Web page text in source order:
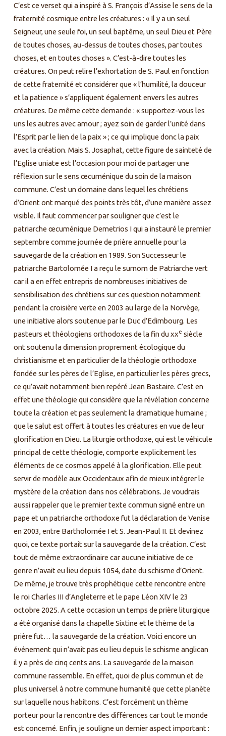
C’est ce verset qui a inspiré à S. François d’Assise le sens de la
fraternité cosmique entre les créatures : « Il y a un seul
Seigneur, une seule foi, un seul baptême, un seul Dieu et Père
de toutes choses, au-dessus de toutes choses, par toutes
choses, et en toutes choses ». C’est-à-dire toutes les
créatures. On peut relire l’exhortation de S. Paul en fonction
de cette fraternité et considérer que « l’humilité, la douceur
et la patience » s’appliquent également envers les autres
créatures. De même cette demande : « supportez-vous les
uns les autres avec amour ; ayez soin de garder l’unité dans
l’Esprit par le lien de la paix » ; ce qui implique donc la paix
avec la création. Mais S. Josaphat, cette figure de sainteté de
l’Eglise uniate est l’occasion pour moi de partager une
réflexion sur le sens œcuménique du soin de la maison
commune. C’est un domaine dans lequel les chrétiens
d’Orient ont marqué des points très tôt, d’une manière assez
visible. Il faut commencer par souligner que c’est le
patriarche œcuménique Demetrios I qui a instauré le premier
septembre comme journée de prière annuelle pour la
sauvegarde de la création en 1989. Son Successeur le
patriarche Bartolomée I a reçu le surnom de Patriarche vert
car il a en effet entrepris de nombreuses initiatives de
sensibilisation des chrétiens sur ces question notamment
pendant la croisière verte en 2003 au large de la Norvège,
une initiative alors soutenue par le Duc d’Edimbourg. Les
pasteurs et théologiens orthodoxes de la fin du xxe siècle
ont soutenu la dimension proprement écologique du
christianisme et en particulier de la théologie orthodoxe
fondée sur les pères de l’Eglise, en particulier les pères grecs,
ce qu’avait notamment bien repéré Jean Bastaire. C’est en
effet une théologie qui considère que la révélation concerne
toute la création et pas seulement la dramatique humaine ;
que le salut est offert à toutes les créatures en vue de leur
glorification en Dieu. La liturgie orthodoxe, qui est le véhicule
principal de cette théologie, comporte explicitement les
éléments de ce cosmos appelé à la glorification. Elle peut
servir de modèle aux Occidentaux afin de mieux intégrer le
mystère de la création dans nos célébrations. Je voudrais
aussi rappeler que le premier texte commun signé entre un
pape et un patriarche orthodoxe fut la déclaration de Venise
en 2003, entre Bartholomée I et S. Jean-Paul II. Et devinez
quoi, ce texte portait sur la sauvegarde de la création. C’est
tout de même extraordinaire car aucune initiative de ce
genre n’avait eu lieu depuis 1054, date du schisme d’Orient.
De même, je trouve très prophétique cette rencontre entre
le roi Charles III d’Angleterre et le pape Léon XIV le 23
octobre 2025. A cette occasion un temps de prière liturgique
a été organisé dans la chapelle Sixtine et le thème de la
prière fut… la sauvegarde de la création. Voici encore un
événement qui n’avait pas eu lieu depuis le schisme anglican
il y a près de cinq cents ans. La sauvegarde de la maison
commune rassemble. En effet, quoi de plus commun et de
plus universel à notre commune humanité que cette planète
sur laquelle nous habitons. C’est forcément un thème
porteur pour la rencontre des différences car tout le monde
est concerné. Enfin, je souligne un dernier aspect important :